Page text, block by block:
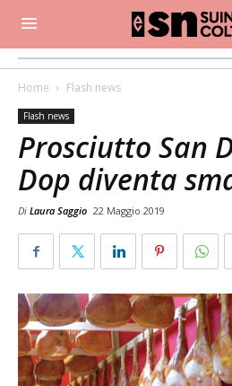
Home Flash news
Flash news
Prosciutto San
Dop diventa
Di Laura Saggio 22 Maggio 2019